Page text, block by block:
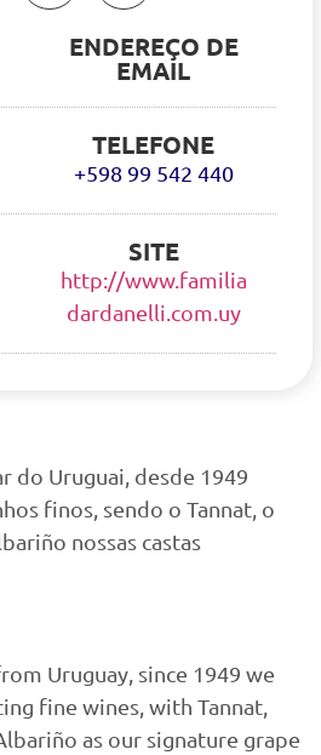
do Uruguai, desde 1949
finos, sendo o Tannat, o
nossas castas
Uruguay, since 1949 we
fine wines, with Tannat,
as our signature grape
ENDEREÇO DE
EMAIL
TELEFONE
+598 99 542 440
SITE
http://www.familia
dardanelli.com.uy